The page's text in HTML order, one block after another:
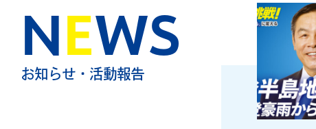
NEWS
お知らせ・活動報告